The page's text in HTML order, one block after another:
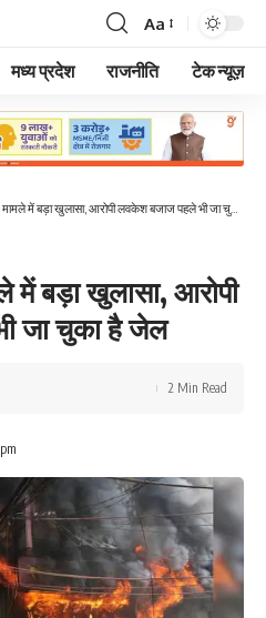
Font
Resizer
Aa
मध्य प्रदेश राजनीति टेक न्यूज़
में बड़ा खुलासा, आरोपी लवकेश बजाज पहले भी जा चुका है जेल
में बड़ा खुलासा, आरोपी
जा चुका है जेल
2 Min Read